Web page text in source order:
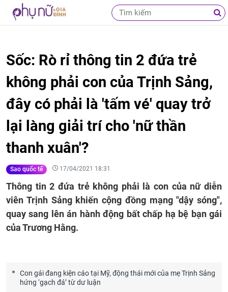
Sốc: Rò rỉ thông tin 2 đứa trẻ
không phải con của Trịnh Sảng,
đây có phải là 'tấm vé' quay trở
lại làng giải trí cho 'nữ thần
thanh xuân'?
Sao quốc tế 17/04/2021 18:31
Thông tin 2 đứa trẻ không phải là con của nữ diễn
viên Trịnh Sảng khiến cộng đồng mạng "dậy sóng",
quay sang lên án hành động bất chấp hạ bệ bạn gái
của Trương Hằng.
Con gái đang kiện cáo tại Mỹ, động thái mới của mẹ Trịnh Sảng
hứng ‘gạch đá’ từ dư luận